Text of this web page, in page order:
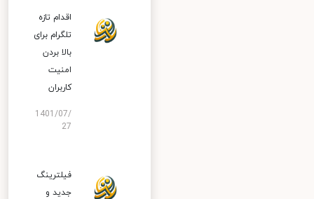
اقدام تازه
تلگرام برای
بالا بردن
امنیت
کاربران
1401/07/
27
فیلترینگ
جدید و